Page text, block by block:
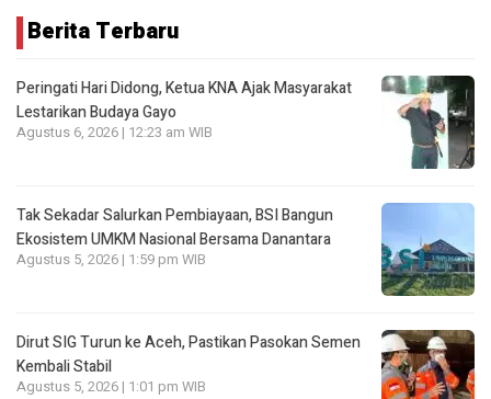
Berita Terbaru
Peringati Hari Didong, Ketua KNA Ajak Masyarakat
Lestarikan Budaya Gayo
Agustus 6, 2026 | 12:23 am WIB
Tak Sekadar Salurkan Pembiayaan, BSI Bangun
Ekosistem UMKM Nasional Bersama Danantara
Agustus 5, 2026 | 1:59 pm WIB
Dirut SIG Turun ke Aceh, Pastikan Pasokan Semen
Kembali Stabil
Agustus 5, 2026 | 1:01 pm WIB